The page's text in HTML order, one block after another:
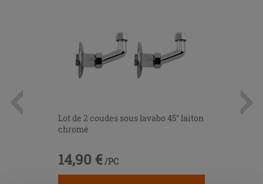
Lot de 2 coudes sous lavabo 45° laiton
chromé
14,90 € /PC